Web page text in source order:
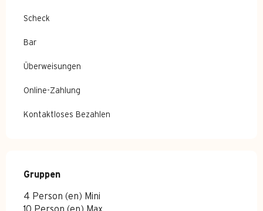
Scheck
Bar
Überweisungen
Online-Zahlung
Kontaktloses Bezahlen
Gruppen
Gruppen
4 Person (en) Mini